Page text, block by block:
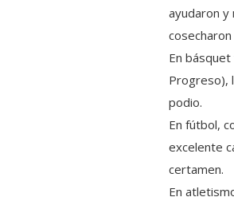
ayudaron y
En
Progreso),
podio.
En fútbol,
excelente
certamen.
En